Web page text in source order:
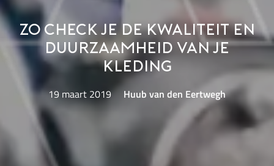
Zo check je de kwaliteit en
duurzaamheid van je
kleding
19 maart 2019 Huub van den Eertwegh